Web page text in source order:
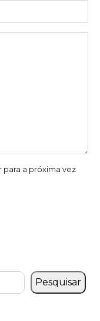
para a próxima vez
Pesquisar